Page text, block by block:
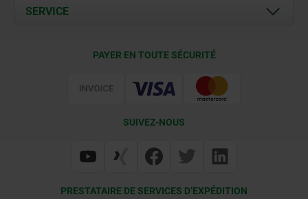
Contact
Documents
SERVICE
PAYER EN TOUTE SÉCURITÉ
SUIVEZ-NOUS
PRESTATAIRE DE SERVICES D’EXPÉDITION